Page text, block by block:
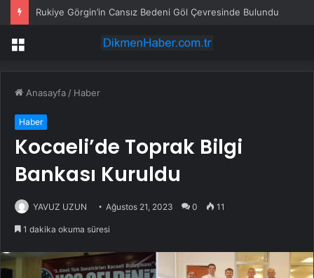
Rukiye Görgin’in Cansız Bedeni Göl Çevresinde Bulundu
Menü
Anasayfa / Haber
Haber
Kocaeli’de Toprak Bilgi
Bankası Kuruldu
YAVUZ UZUN Ağustos 21, 2023 0 11
1 dakika okuma süresi